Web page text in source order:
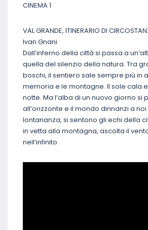
CINEMA 1
VAL GRANDE, ITINERARIO DI
Ivan Gnani
Dall’inferno della città si passa a
quella del silenzio della natura. Tra
boschi, il sentiero sale sempre più in
memoria e le montagne. Il sole cala
notte. Ma l’alba di un nuovo giorno si
all’orizzonte e il mondo dinnanzi a noi
lontananza, si sentono gli echi della
in vetta alla montagna, ascolta il
nell’infinito.